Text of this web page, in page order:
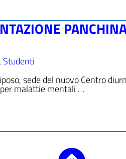
, Studenti
sede del nuovo Centro
malattie mentali …